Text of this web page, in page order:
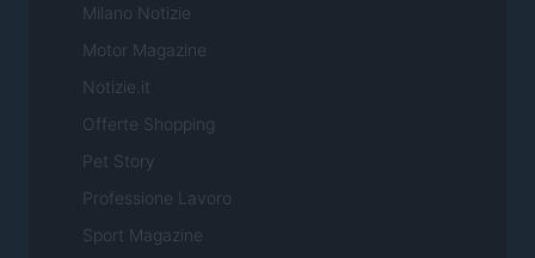
Milano Notizie
Motor Magazine
Notizie.it
Offerte Shopping
Pet Story
Professione Lavoro
Sport Magazine